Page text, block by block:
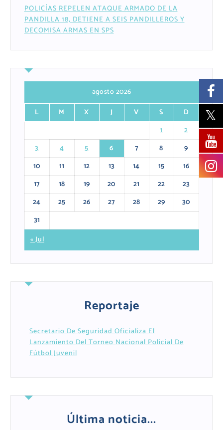
POLICÍAS REPELEN ATAQUE ARMADO DE LA
PANDILLA 18, DETIENE A SEIS PANDILLEROS Y
DECOMISA ARMAS EN SPS
agosto 2026
L
M X J V S
D
1
2
3
4 5 6 7 8
9
10
11 12 13 14 15
16
17
18 19 20 21 22
23
24
25 26 27 28 29
30
31
« Jul
Reportaje
Secretario De Seguridad Oficializa El
Lanzamiento Del Torneo Nacional Policial De
Fútbol Juvenil
Última noticia...